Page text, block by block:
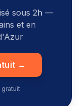
sous 2h —
et en
→
gratuit